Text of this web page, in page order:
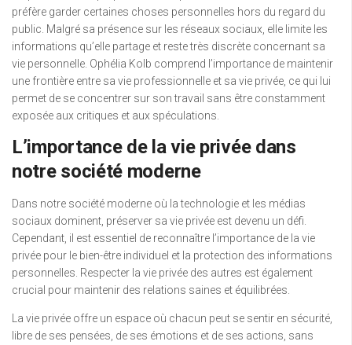
préfère garder certaines choses personnelles hors du regard du
public. Malgré sa présence sur les réseaux sociaux, elle limite les
informations qu’elle partage et reste très discrète concernant sa
vie personnelle. Ophélia Kolb comprend l’importance de maintenir
une frontière entre sa vie professionnelle et sa vie privée, ce qui lui
permet de se concentrer sur son travail sans être constamment
exposée aux critiques et aux spéculations.
L’importance de la vie privée dans
notre société moderne
Dans notre société moderne où la technologie et les médias
sociaux dominent, préserver sa vie privée est devenu un défi.
Cependant, il est essentiel de reconnaître l’importance de la vie
privée pour le bien-être individuel et la protection des informations
personnelles. Respecter la vie privée des autres est également
crucial pour maintenir des relations saines et équilibrées.
La vie privée offre un espace où chacun peut se sentir en sécurité,
libre de ses pensées, de ses émotions et de ses actions, sans